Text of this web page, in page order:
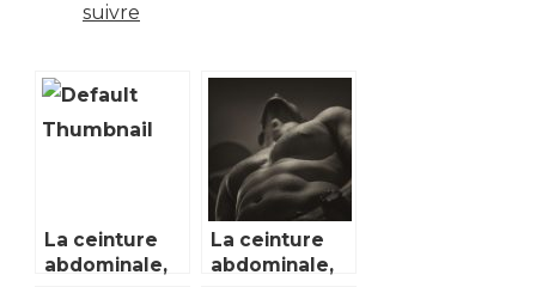
suivre
La ceinture
abdominale,
La ceinture
abdominale,